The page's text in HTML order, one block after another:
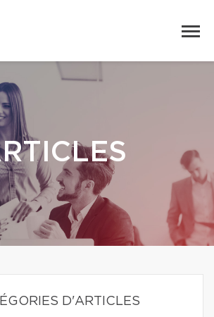
D'ARTICLES